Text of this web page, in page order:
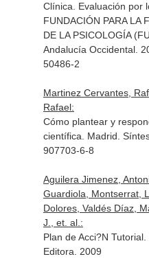
Clínica. Evaluación por
FUNDACIÓN PARA LA
DE LA PSICOLOGÍA
Andalucía Occidental.
50486-2
Martinez Cervantes,
Rafael:
Cómo plantear y
científica. Madrid.
907703-6-8
Aguilera Jimenez,
Guardiola, Montserrat,
Dolores, Valdés Díaz,
J., et. al.:
Plan de Acci?N
Editora. 2009